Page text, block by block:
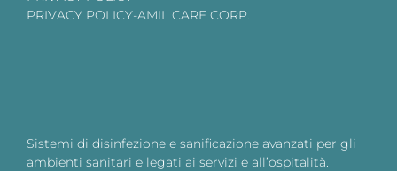
PRIVACY POLICY-AMIL CARE CORP.
Sistemi di disinfezione e sanificazione avanzati per gli
ambienti sanitari e legati ai servizi e all’ospitalità.